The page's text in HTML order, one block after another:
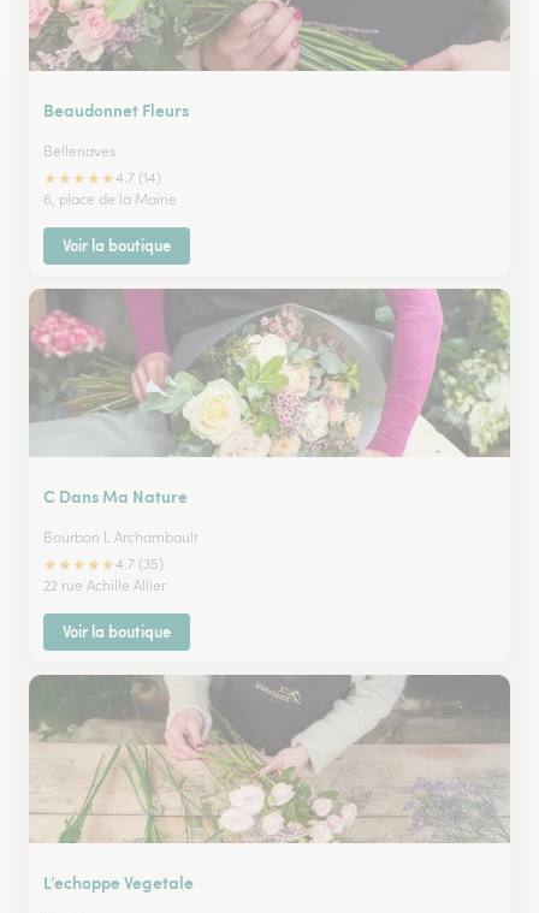
Beaudonnet Fleurs
Bellenaves
★★★★★4.7 (14)
6, place de la Mairie
Voir la boutique
C Dans Ma Nature
Bourbon L Archambault
★★★★★4.7 (35)
22 rue Achille Allier
Voir la boutique
L’echoppe Vegetale